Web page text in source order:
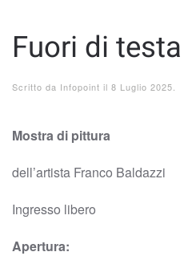
Fuori di testa
Scritto da Infopoint il 8 Luglio 2025
Mostra di pittura
dell’artista Franco Baldazzi
Ingresso libero
Apertura: